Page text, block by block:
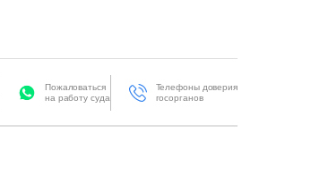
Пожаловаться
на работу суда
Телефоны доверия
госорганов